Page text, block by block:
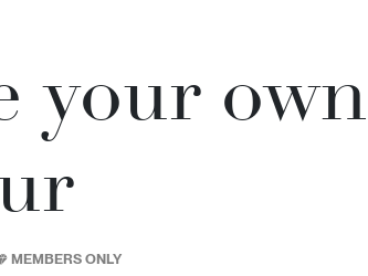
your own
MEMBERS ONLY